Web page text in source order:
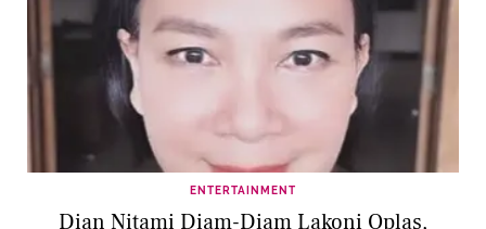
ENTERTAINMENT
Dian Nitami Diam-Diam Lakoni Oplas,